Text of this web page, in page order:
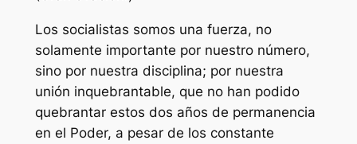
Los socialistas somos una fuerza, no
solamente importante por nuestro número,
sino por nuestra disciplina; por nuestra
unión inquebrantable, que no han podido
quebrantar estos dos años de permanencia
en el Poder, a pesar de los constante